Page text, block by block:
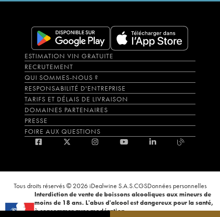
ESTIMATION VIN GRATUITE
RECRUTEMENT
QUI SOMMES-NOUS ?
RESPONSABILITÉ D'ENTREPRISE
TARIFS ET DÉLAIS DE LIVRAISON
DOMAINES PARTENAIRES
PRESSE
FOIRE AUX QUESTIONS
Tous droits réservés © 2026 iDealwine S.A.S.CGSDonnées personnelles
Interdiction de vente de boissons alcooliques aux mineurs de
moins de 18 ans. L'abus d'alcool est dangereux pour la santé,
à consommer avec modération.